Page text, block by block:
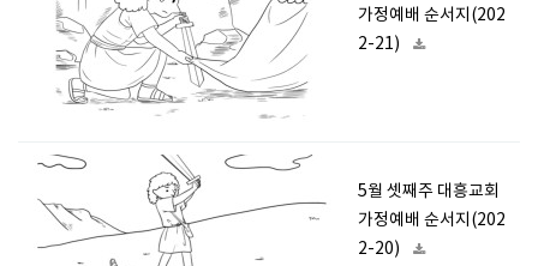
가정예배 순서지(202
2-21)
5월 셋째주 대흥교회
가정예배 순서지(202
2-20)